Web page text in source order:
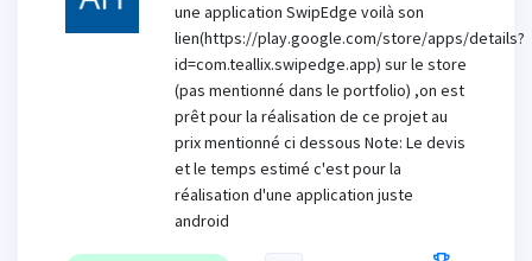
une application SwipEdge voilà son
lien(https://play.google.com/store/apps/details?
id=com.teallix.swipedge.app) sur le store
(pas mentionné dans le portfolio) ,on est
prêt pour la réalisation de ce projet au
prix mentionné ci dessous Note: Le devis
et le temps estimé c'est pour la
réalisation d'une application juste
android